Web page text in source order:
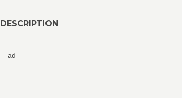
DESCRIPTION
ad